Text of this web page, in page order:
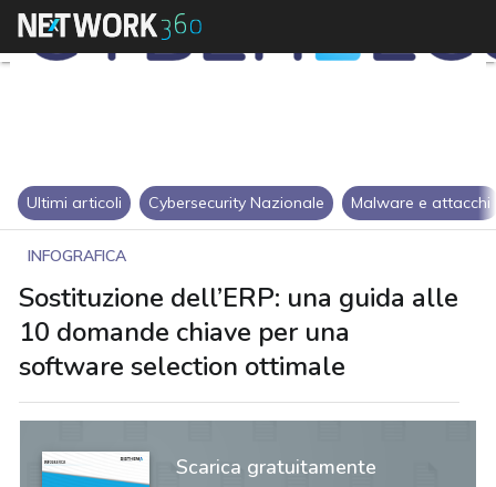
Ultimi articoli Cybersecurity Nazionale Malware e attacchi
INFOGRAFICA
Sostituzione dell’ERP: una guida alle
10 domande chiave per una
software selection ottimale
Scarica gratuitamente